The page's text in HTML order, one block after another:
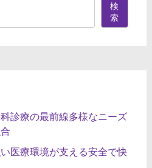
検
索
診療の最前線多様なニーズ
医療環境が支える安全で快